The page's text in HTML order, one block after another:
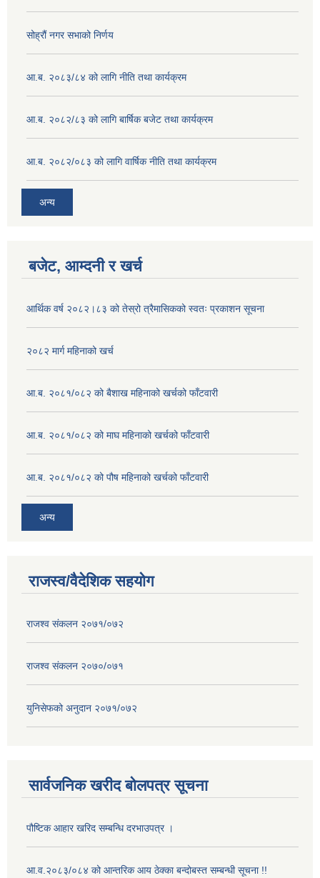
सोह्रौं नगर सभाको निर्णय
आ.ब. २०८३/८४ को लागि नीति तथा कार्यक्रम
आ.ब. २०८२/८३ को लागि बार्षिक बजेट तथा कार्यक्रम
आ.ब. २०८२/०८३ को लागि वार्षिक नीति तथा कार्यक्रम
अन्य
बजेट, आम्दनी र खर्च
आर्थिक वर्ष २०८२।८३ को तेस्रो त्रैमासिकको स्वतः प्रकाशन सूचना
२०८२ मार्ग महिनाको खर्च
आ.ब. २०८१/०८२ को बैशाख महिनाको खर्चको फाँटवारी
आ.ब. २०८१/०८२ को माघ महिनाको खर्चको फाँटवारी
आ.ब. २०८१/०८२ को पौष महिनाको खर्चको फाँटवारी
अन्य
राजस्व/वैदेशिक सहयोग
राजश्व संकलन २०७१/०७२
राजश्व संकलन २०७०/०७१
युनिसेफको अनुदान २०७१/०७२
सार्वजनिक खरीद बोलपत्र सूचना
पौष्टिक आहार खरिद सम्बन्धि दरभाउपत्र ।
आ.व.२०८३/०८४ को आन्तरिक आय ठेक्का बन्दोबस्त सम्बन्धी सूचना !!